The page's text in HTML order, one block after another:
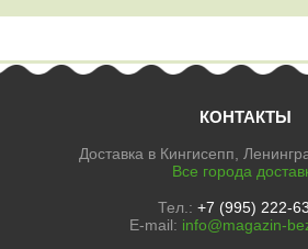
КОНТАКТЫ
Доставка в Кингисепп,
Все города
Тел.: +7 (995) 222-
E-mail: info@magazin-